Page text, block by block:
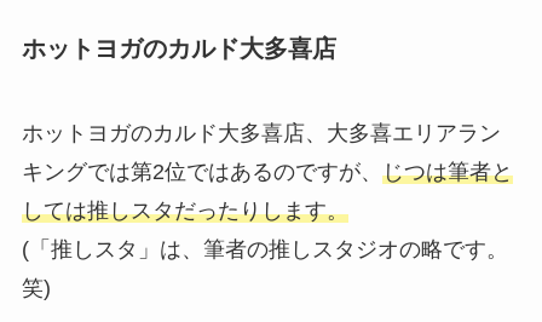
ホットヨガのカルド大多喜店
ホットヨガのカルド大多喜店、大多喜エリアラン
キングでは第2位ではあるのですが、 じつは筆者と
しては推しスタだったりします。
(「推しスタ」は、筆者の推しスタジオの略です。
笑)